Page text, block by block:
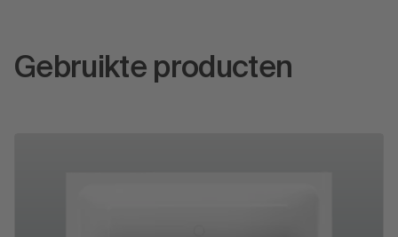
Gebruikte producten